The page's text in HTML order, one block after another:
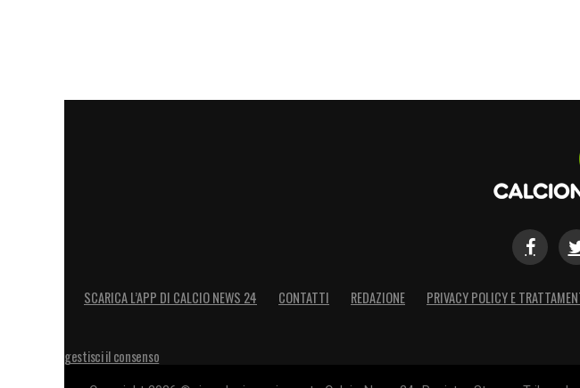
massima con ilPSGper un prestito oneroso da 10 milioni di
dovrebbe prima riuscire
giocatore per fare spazio e coprire l’importo del prestito. Tra i
e
brevi l’affare Kolo Muani e altre operazioni in uscita per
SCARICA L’APP DI CALCIO NEWS 24 CONTATTI REDAZIONE PRIVACY POLICY E
gestisci il consenso